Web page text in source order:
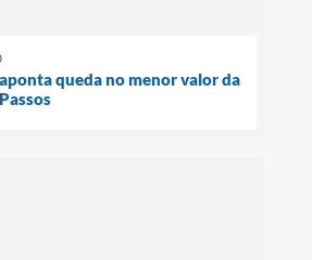
queda no menor valor da